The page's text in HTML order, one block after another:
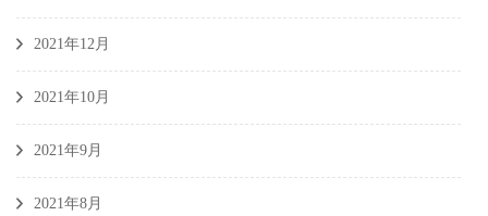
2021年12月
2021年10月
2021年9月
2021年8月